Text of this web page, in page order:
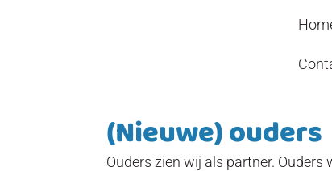
(Nieuwe) ouders
Ouders zien wij als partner. Ouders